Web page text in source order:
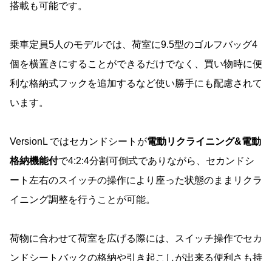
搭載も可能です。
乗車定員5人のモデルでは、荷室に9.5型のゴルフバッグ4
個を横置きにすることができるだけでなく、買い物時に便
利な格納式フックを追加するなど使い勝手にも配慮されて
います。
VersionL ではセカンドシートが電動リクライニング&電動
格納機能付で4:2:4分割可倒式でありながら、セカンドシ
ート左右のスイッチの操作により座った状態のままリクラ
イニング調整を行うことが可能。
荷物に合わせて荷室を広げる際には、スイッチ操作でセカ
ンドシートバックの格納や引き起こしが出来る便利さも持